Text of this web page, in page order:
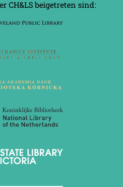
CH&LS beigetreten sind: